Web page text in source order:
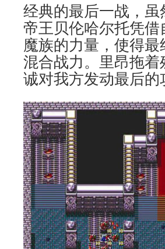
经典的最后一战，
帝王贝伦哈尔托凭
魔族的力量，使得
混合战力。里昂拖
诚对我方发动最后